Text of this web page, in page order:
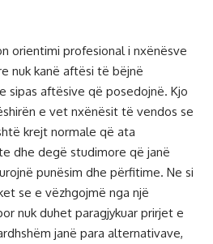
orientimi profesional i nxënësve
nuk kanë aftësi të bëjnë
sipas aftësive që posedojnë. Kjo
e vet nxënësit të vendos se
krejt normale që ata
dhe degë studimore që janë
punësim dhe përfitime. Ne si
se e vëzhgojmë nga një
nuk duhet paragjykuar prirjet e
janë para alternativave,